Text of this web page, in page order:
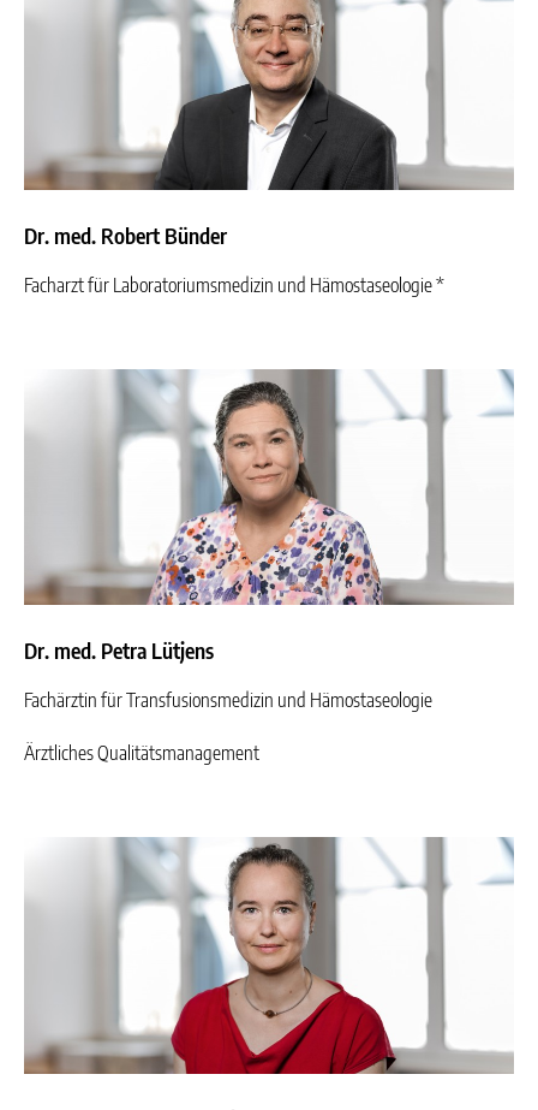
Dr. med. Robert Bünder
Facharzt für Laboratoriumsmedizin und Hämostaseologie *
Dr. med. Petra Lütjens
Fachärztin für Transfusionsmedizin und Hämostaseologie
Ärztliches Qualitätsmanagement